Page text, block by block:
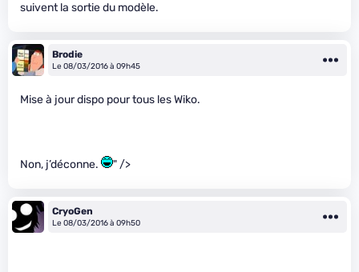
suivent la sortie du modèle.
Brodie
Le 08/03/2016 à 09h45
Mise à jour dispo pour tous les Wiko.
Non, j’déconne. " />
CryoGen
Le 08/03/2016 à 09h50